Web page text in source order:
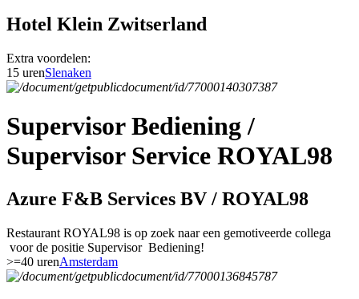
Hotel Klein Zwitserland
Extra voordelen:
15 urenSlenaken
Supervisor Bediening /
Supervisor Service ROYAL98
Azure F&B Services BV / ROYAL98
Restaurant ROYAL98 is op zoek naar een gemotiveerde collega
voor de positie Supervisor Bediening!
>=40 urenAmsterdam